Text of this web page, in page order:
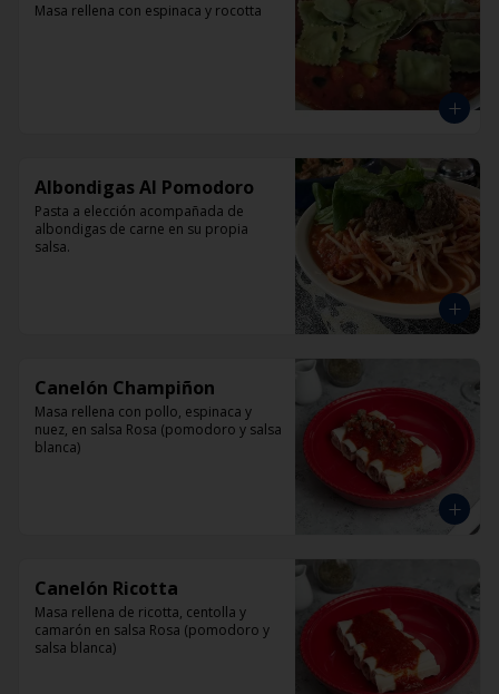
Masa rellena con espinaca y rocotta
Albondigas Al Pomodoro
Pasta a elección acompañada de
albondigas de carne en su propia
salsa.
Canelón Champiñon
Masa rellena con pollo, espinaca y
nuez, en salsa Rosa (pomodoro y salsa
blanca)
Canelón Ricotta
Masa rellena de ricotta, centolla y
camarón en salsa Rosa (pomodoro y
salsa blanca)